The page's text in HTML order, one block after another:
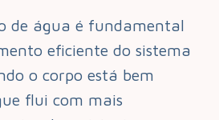
de água é fundamental
eficiente do sistema
o corpo está bem
flui com mais